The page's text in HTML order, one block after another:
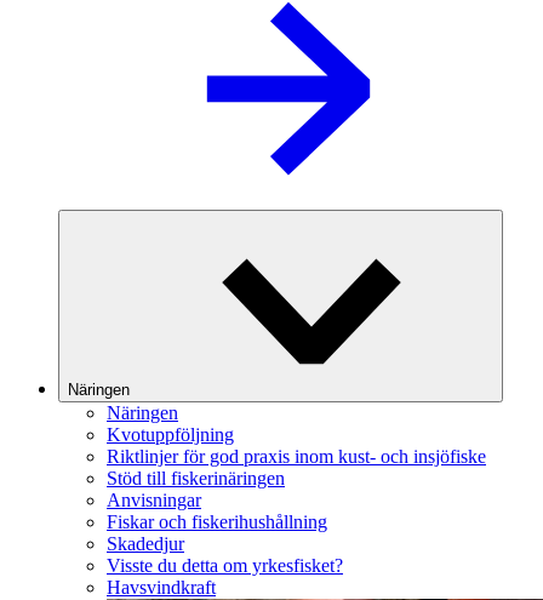
Näringen
Näringen
Kvotuppföljning
Riktlinjer för god praxis inom kust- och insjöfiske
Stöd till fiskerinäringen
Anvisningar
Fiskar och fiskerihushållning
Skadedjur
Visste du detta om yrkesfisket?
Havsvindkraft